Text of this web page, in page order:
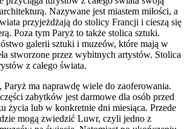
Nazywane jest miastem miłości, a
przyjeżdżają do stolicy Francji i cieszą się
Poza tym Paryż to także stolica sztuki.
galerii sztuki i muzeów, które mają w
stworzone przez wybitnych artystów. Stolica
z całego świata.
Paryż ma naprawdę wiele do zaoferowania.
zabytków jest darmowe dla osób przed
życia lub w konkretnie dni miesiąca. Przede
mogą zwiedzić Luwr, czyli jedno z